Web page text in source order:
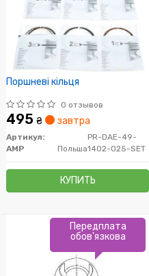
Поршневі кільця
0 отзывов
495 ₴ завтра
Артикул:
PR-DAE-49-
1402-025-SET
AMP Польша
КУПИТЬ
Передплата
обов'язкова